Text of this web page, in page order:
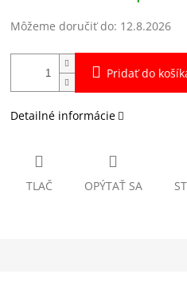
Môžeme doručiť do: 12.8.2026
Pridať do
Detailné informácie
TLAČ OPÝTAŤ SA